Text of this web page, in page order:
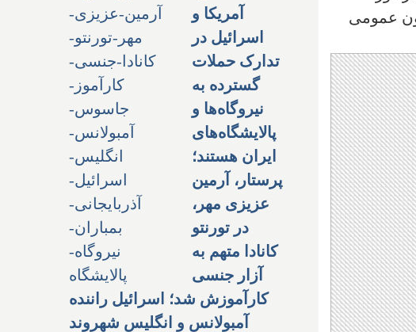
عمومی
آمریکا و
اسرائیل در
تدارک حملات
گسترده به
نیروگاه‌ها و
پالایشگاه‌های
ایران هستند؛
پرستار، آرمین
عزیزی مهر،
در تورنتو
کانادا متهم به
آزار جنسی
کارآموزش شد؛ اسرائیل راننده
آمبولانس و انگلیس شهروند